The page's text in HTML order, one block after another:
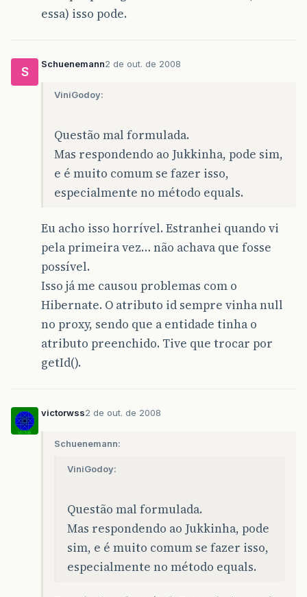
essa) isso pode.
S
Schuenemann2 de out. de 2008
ViniGodoy:
Questão mal formulada.
Mas respondendo ao Jukkinha, pode sim,
e é muito comum se fazer isso,
especialmente no método equals.
Eu acho isso horrível. Estranhei quando vi
pela primeira vez… não achava que fosse
possível.
Isso já me causou problemas com o
Hibernate. O atributo id sempre vinha null
no proxy, sendo que a entidade tinha o
atributo preenchido. Tive que trocar por
getId().
victorwss2 de out. de 2008
Schuenemann:
ViniGodoy:
Questão mal formulada.
Mas respondendo ao Jukkinha, pode
sim, e é muito comum se fazer isso,
especialmente no método equals.